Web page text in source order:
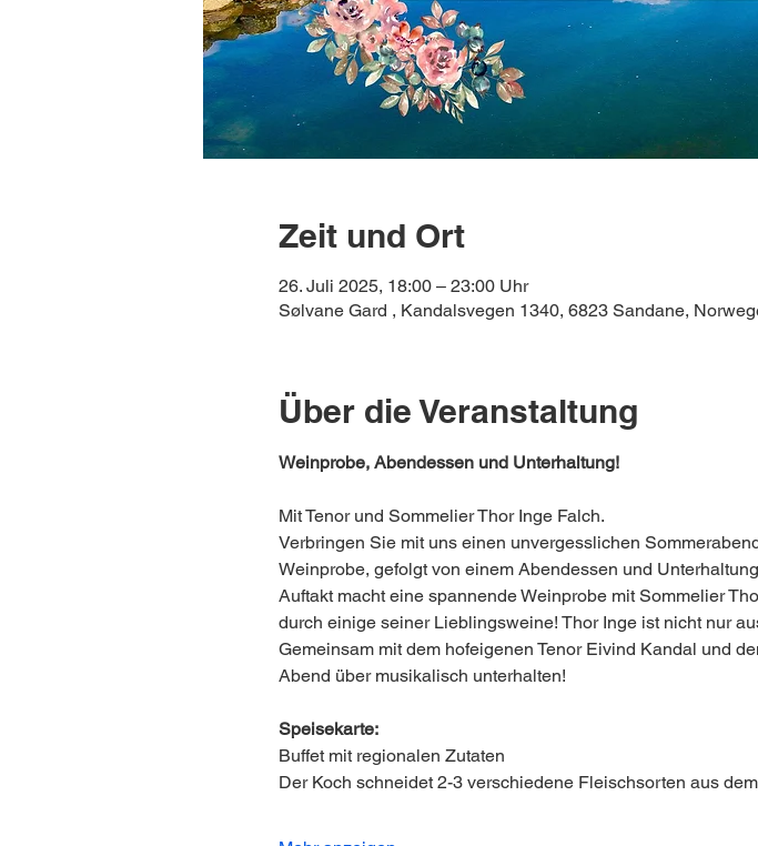
Zeit und Ort
26. Juli 2025, 18:00 – 23:00 Uhr
Sølvane Gard , Kandalsvegen 1340, 6823 Sandane,
Über die Veranstaltung
Weinprobe, Abendessen und Unterhaltung!
Mit Tenor und Sommelier Thor Inge Falch.
Verbringen Sie mit uns einen unvergesslichen
Weinprobe, gefolgt von einem Abendessen und
Auftakt macht eine spannende Weinprobe mit Sommelier
durch einige seiner Lieblingsweine! Thor Inge ist nicht nur
Gemeinsam mit dem hofeigenen Tenor Eivind Kandal und
Abend über musikalisch unterhalten!
Speisekarte:
Buffet mit regionalen Zutaten
Der Koch schneidet 2-3 verschiedene Fleischsorten aus